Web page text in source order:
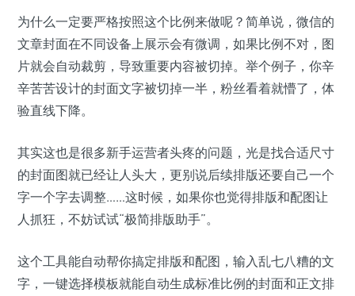
为什么一定要严格按照这个比例来做呢？简单说，微信的
文章封面在不同设备上展示会有微调，如果比例不对，图
片就会自动裁剪，导致重要内容被切掉。举个例子，你辛
辛苦苦设计的封面文字被切掉一半，粉丝看着就懵了，体
验直线下降。
其实这也是很多新手运营者头疼的问题，光是找合适尺寸
的封面图就已经让人头大，更别说后续排版还要自己一个
字一个字去调整……这时候，如果你也觉得排版和配图让
人抓狂，不妨试试“极简排版助手”。
这个工具能自动帮你搞定排版和配图，输入乱七八糟的文
字，一键选择模板就能自动生成标准比例的封面和正文排